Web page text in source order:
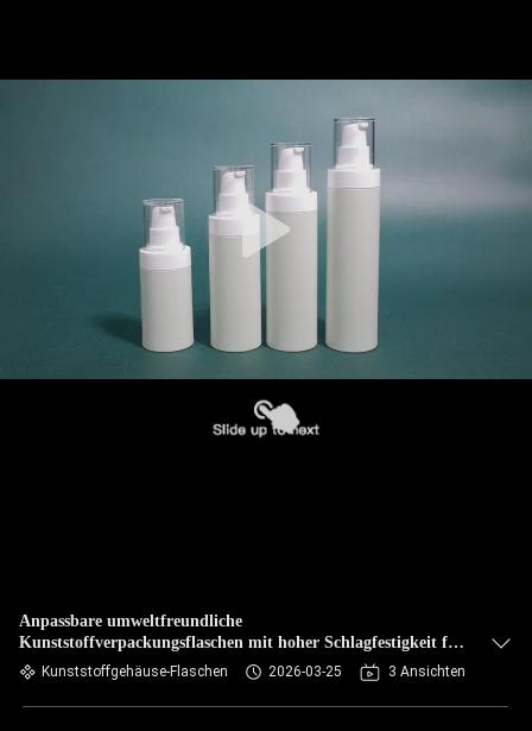
Anpassbare umweltfreundliche
Kunststoffverpackungsflaschen mit hoher Schlagfestigkeit für
flüssige Kosmetika
Kunststoffgehäuse-Flaschen 2026-03-25 3 Ansichten